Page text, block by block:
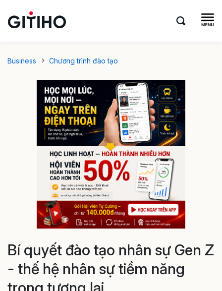
Business Chương trình đào tạo
Bí quyết đào tạo nhân sự Gen Z
- thế hệ nhân sự tiềm năng